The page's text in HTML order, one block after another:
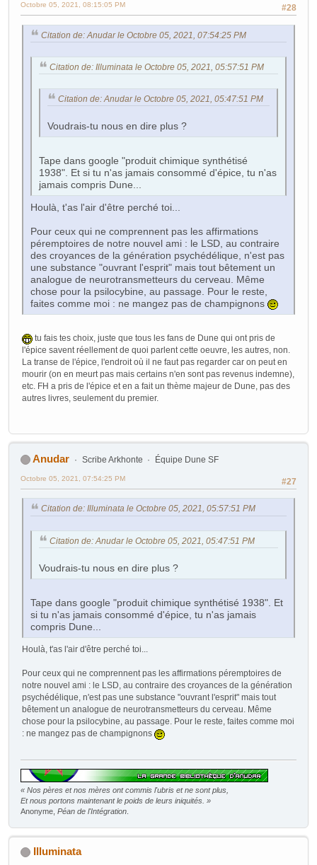
#28
Octobre 05, 2021, 08:15:05 PM
Citation de: Anudar le Octobre 05, 2021, 07:54:25 PM
Citation de: Illuminata le Octobre 05, 2021, 05:57:51 PM
Citation de: Anudar le Octobre 05, 2021, 05:47:51 PM
Voudrais-tu nous en dire plus ?
Tape dans google "produit chimique synthétisé
1938". Et si tu n'as jamais consommé d'épice, tu n'as
jamais compris Dune...
Houlà, t'as l'air d'être perché toi...
Pour ceux qui ne comprennent pas les affirmations
péremptoires de notre nouvel ami : le LSD, au contraire
des croyances de la génération psychédélique, n'est pas
une substance "ouvrant l'esprit" mais tout bêtement un
analogue de neurotransmetteurs du cerveau. Même
chose pour la psilocybine, au passage. Pour le reste,
faites comme moi : ne mangez pas de champignons
tu fais tes choix, juste que tous les fans de Dune qui ont pris de
l'épice savent réellement de quoi parlent cette oeuvre, les autres, non.
La transe de l'épice, l'endroit où il ne faut pas regarder car on peut en
mourir (on en meurt pas mais certains n'en sont pas revenus indemne),
etc. FH a pris de l'épice et en a fait un thème majeur de Dune, pas des
autres livres, seulement du premier.
Anudar Scribe Arkhonte Équipe Dune SF
#27
Octobre 05, 2021, 07:54:25 PM
Citation de: Illuminata le Octobre 05, 2021, 05:57:51 PM
Citation de: Anudar le Octobre 05, 2021, 05:47:51 PM
Voudrais-tu nous en dire plus ?
Tape dans google "produit chimique synthétisé 1938". Et
si tu n'as jamais consommé d'épice, tu n'as jamais
compris Dune...
Houlà, t'as l'air d'être perché toi...
Pour ceux qui ne comprennent pas les affirmations péremptoires de
notre nouvel ami : le LSD, au contraire des croyances de la génération
psychédélique, n'est pas une substance "ouvrant l'esprit" mais tout
bêtement un analogue de neurotransmetteurs du cerveau. Même
chose pour la psilocybine, au passage. Pour le reste, faites comme moi
: ne mangez pas de champignons
« Nos pères et nos mères ont commis l'ubris et ne sont plus,
Et nous portons maintenant le poids de leurs iniquités. »
Anonyme, Péan de l'Intégration
Illuminata